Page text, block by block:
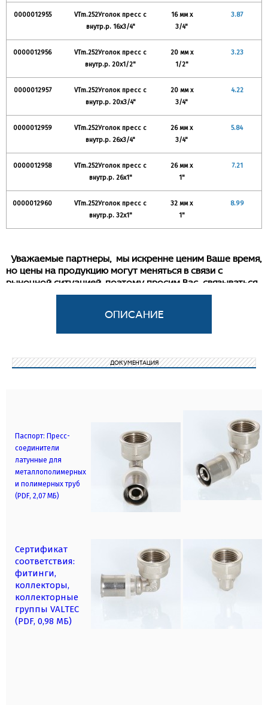
0000012955
VTm.252Уголок пресс с
внутр.р. 16x3/4"
16 мм х
3/4"
3.87
0000012956
VTm.252Уголок пресс с
внутр.р. 20x1/2"
20 мм х
1/2"
3.23
0000012957
VTm.252Уголок пресс с
внутр.р. 20x3/4"
20 мм х
3/4"
4.22
0000012959
VTm.252Уголок пресс с
внутр.р. 26x3/4"
26 мм х
3/4"
5.84
0000012958
VTm.252Уголок пресс с
внутр.р. 26x1"
26 мм х
1"
7.21
0000012960
VTm.252Уголок пресс с
внутр.р. 32x1"
32 мм х
1"
8.99
Уважаемые партнеры, мы искренне ценим Ваше время,
но цены на продукцию могут меняться в связи с
рыночной ситуацией, поэтому просим Вас связываться
с нашим менеджером для уточнения информации.
Угловой пресс-фитинг для подсоединения к
внутренняя трубная по ГОСТу 6357.
ДОКУМЕНТАЦИЯ
Паспорт: Пресс-
соединители
латунные для
металлополимерных
и полимерных труб
(PDF, 2,07 МБ)
Сертификат
соответствия:
фитинги,
коллекторы,
коллекторные
группы VALTEC
(PDF, 0,98 МБ)